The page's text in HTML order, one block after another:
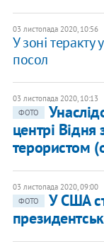
03 листопада 2020, 10:56
У зоні теракту
посол
03 листопада 2020, 10:13
ФОТО
центрі Відня
терористом
03 листопада 2020, 09:00
ФОТО
У США